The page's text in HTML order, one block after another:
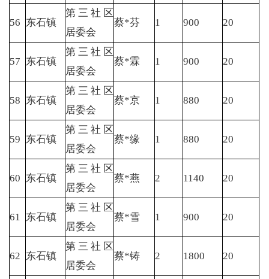
56 东石镇
第三社区
居委会
蔡*芬 1 900 20
57 东石镇
第三社区
居委会
蔡*霖 1 900 20
58 东石镇
第三社区
居委会
蔡*京 1 880 20
59 东石镇
第三社区
居委会
蔡*缘 1 880 20
60 东石镇
第三社区
居委会
蔡*燕 2 1140 20
61 东石镇
第三社区
居委会
蔡*雪 1 900 20
62 东石镇
第三社区
居委会
蔡*铸 2 1800 20